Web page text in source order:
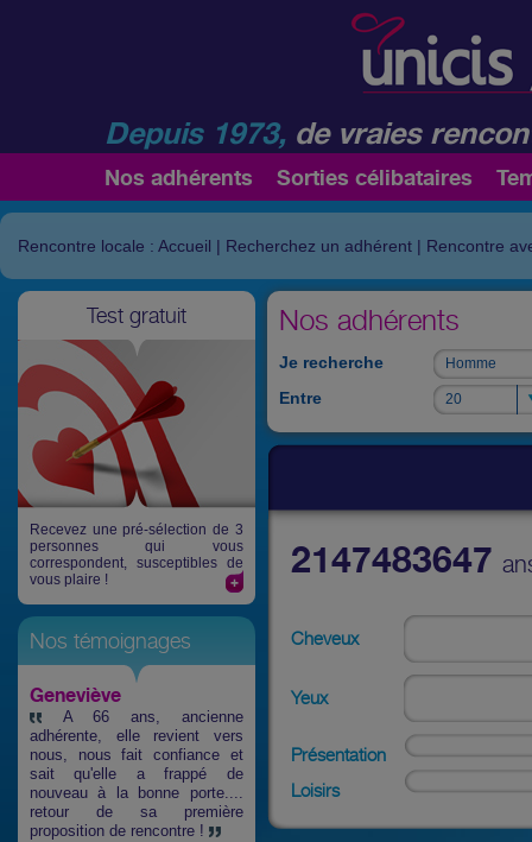
Depuis 1973, de vraies
Nos adhérents Sorties célibataires
Rencontre locale : Accueil | Recherchez un adhérent | Rencontre
Test gratuit
Recevez une pré-sélection de 3
personnes qui vous
correspondent, susceptibles de
vous plaire !
Nos témoignages
Geneviève
A 66 ans, ancienne
adhérente, elle revient vers
nous, nous fait confiance et
sait qu'elle a frappé de
nouveau à la bonne porte....
retour de sa première
proposition de rencontre !
Nos adhérents
Je recherche Homme
Homme
Entre 20
20
2147483647
Cheveux
Yeux
Présentation
Loisirs